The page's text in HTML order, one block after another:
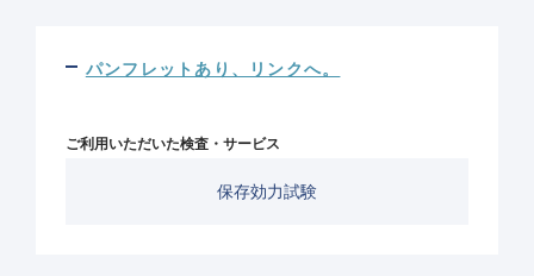
パンフレットあり、リンクへ。
ご利用いただいた検査・サービス
保存効力試験